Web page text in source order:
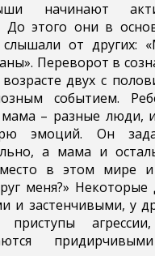
начинают
До этого они в
от других:
Переворот в
двух с
событием.
– разные люди,
эмоций. Он
а мама и
в этом мире
меня?» Некоторые
и застенчивыми, у
приступы